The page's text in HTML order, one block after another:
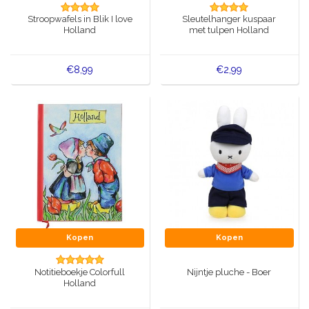
Wens & Ansichtkaarten
Koninghuis artikelen
Pins - Speldjes
Wandborden - Gekleurd en Delfts blauw
Peper en Zout stelletjes
Speelkaarten
Delfts blauwe magneten
Stroopwafels in Blik I love
Holland
€8,99
Sleutelhanger kuspaar
met tulpen Holland
€2,99
Kopen
Notitieboekje Colorfull
Holland
Kopen
Nijntje pluche - Boer